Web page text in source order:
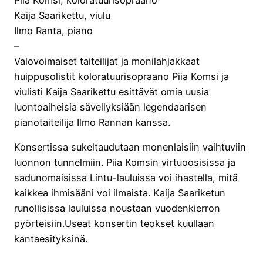
Kaija Saarikettu, viulu
Ilmo Ranta, piano
–
Valovoimaiset taiteilijat ja monilahjakkaat
huippusolistit koloratuurisopraano Piia Komsi ja
viulisti Kaija Saarikettu esittävät omia uusia
luontoaiheisia sävellyksiään legendaarisen
pianotaiteilija Ilmo Rannan kanssa.
Konsertissa sukeltaudutaan monenlaisiin vaihtuviin
luonnon tunnelmiin. Piia Komsin virtuoosisissa ja
sadunomaisissa Lintu-lauluissa voi ihastella, mitä
kaikkea ihmisääni voi ilmaista. Kaija Saariketun
runollisissa lauluissa noustaan vuodenkierron
pyörteisiin.Useat konsertin teokset kuullaan
kantaesityksinä.